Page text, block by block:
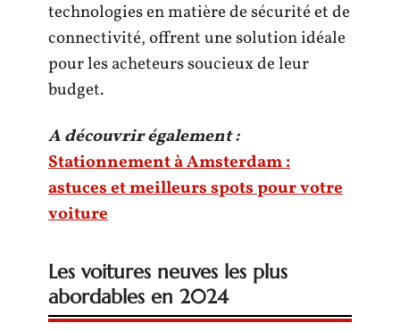
technologies en matière de sécurité et de
connectivité, offrent une solution idéale
pour les acheteurs soucieux de leur
budget.
A découvrir également :
Stationnement à Amsterdam :
astuces et meilleurs spots pour votre
voiture
Les voitures neuves les plus
abordables en 2024